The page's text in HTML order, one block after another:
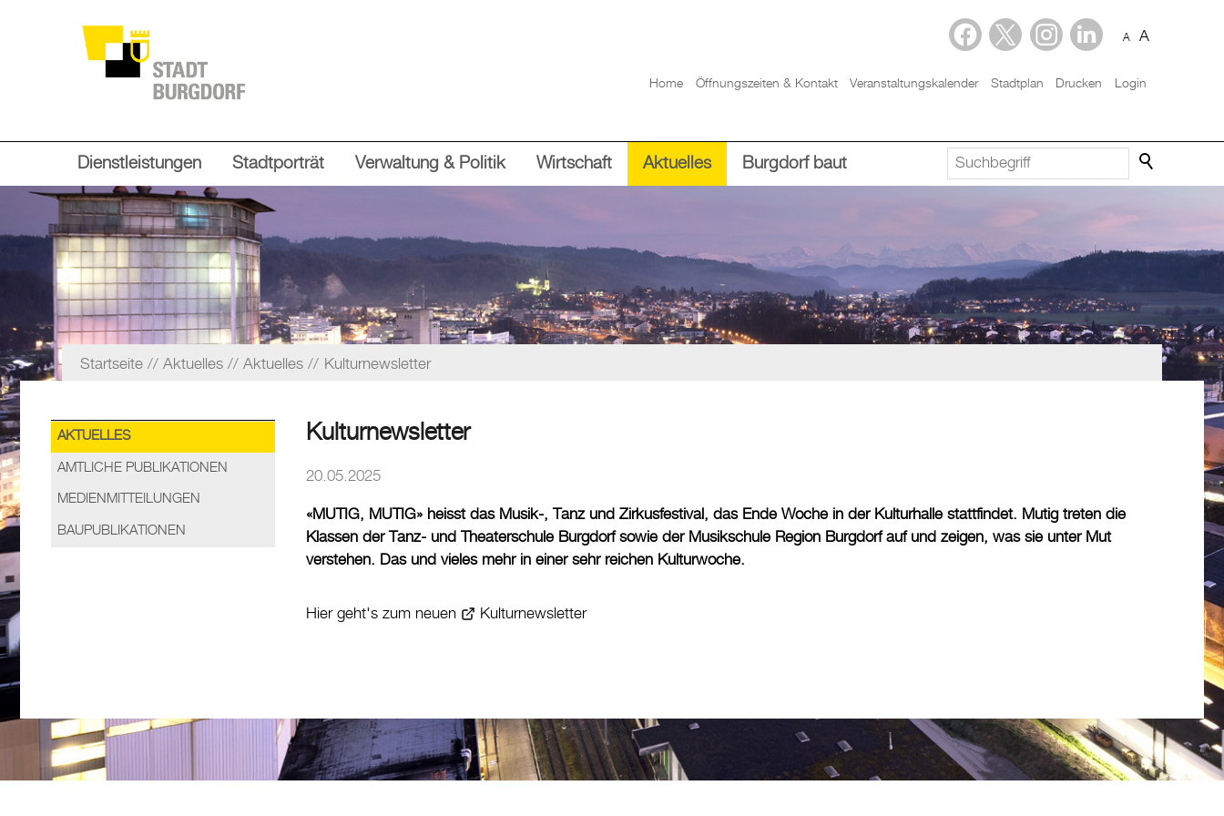
A A
Home Öffnungszeiten & Kontakt Veranstaltungskalender Stadtplan Drucken Login
Dienstleistungen Stadtporträt Verwaltung & Politik Wirtschaft Aktuelles Burgdorf baut
Startseite Aktuelles Aktuelles Kulturnewsletter
AKTUELLES
AMTLICHE PUBLIKATIONEN
MEDIENMITTEILUNGEN
BAUPUBLIKATIONEN
Kulturnewsletter
20.05.2025
«MUTIG, MUTIG» heisst das Musik-, Tanz und Zirkusfestival, das Ende Woche in der Kulturhalle stattfindet. Mutig treten die
Klassen der Tanz- und Theaterschule Burgdorf sowie der Musikschule Region Burgdorf auf und zeigen, was sie unter Mut
verstehen. Das und vieles mehr in einer sehr reichen Kulturwoche.
Hier geht's zum neuen Kulturnewsletter